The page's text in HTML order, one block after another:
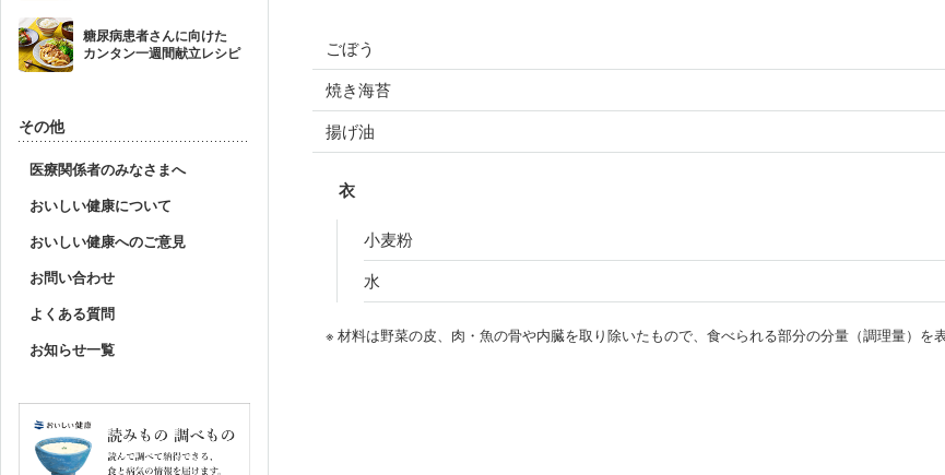
糖尿病患者さんに向けた
カンタン一週間献立レシピ
その他
医療関係者のみなさまへ
おいしい健康について
おいしい健康へのご意見
お問い合わせ
よくある質問
お知らせ一覧
ごぼう
焼き海苔
揚げ油
衣
小麦粉
水
※ 材料は野菜の皮、肉・魚の骨や内臓を取り除いたもので、食べられる部分の分量（調理量）を